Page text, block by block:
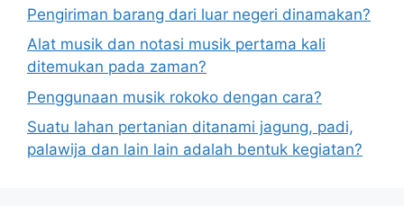
Pengiriman barang dari luar negeri dinamakan?
Alat musik dan notasi musik pertama kali
ditemukan pada zaman?
Penggunaan musik rokoko dengan cara?
Suatu lahan pertanian ditanami jagung, padi,
palawija dan lain lain adalah bentuk kegiatan?